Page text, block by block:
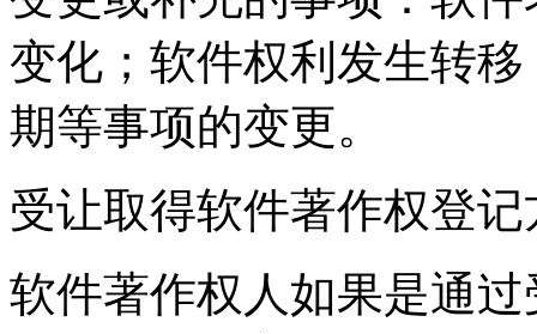
变化；软件权利发生转
期等事项的变更。
受让取得软件著作权登记
软件著作权人如果是通